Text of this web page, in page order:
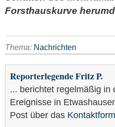
Forsthauskurve
Thema: Nachrichten
Reporterlegende Fritz P.
... berichtet regelmäßig in
Ereignisse in
Post über das